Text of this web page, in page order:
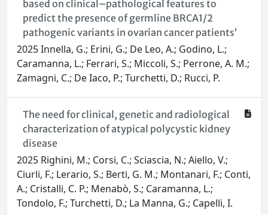
based on clinical–pathological features to
predict the presence of germline BRCA1/2
pathogenic variants in ovarian cancer patients’
2025 Innella, G.; Erini, G.; De Leo, A.; Godino, L.;
Caramanna, L.; Ferrari, S.; Miccoli, S.; Perrone, A. M.;
Zamagni, C.; De Iaco, P.; Turchetti, D.; Rucci, P.
The need for clinical, genetic and radiological
characterization of atypical polycystic kidney
disease
2025 Righini, M.; Corsi, C.; Sciascia, N.; Aiello, V.;
Ciurli, F.; Lerario, S.; Berti, G. M.; Montanari, F.; Conti,
A.; Cristalli, C. P.; Menabò, S.; Caramanna, L.;
Tondolo, F.; Turchetti, D.; La Manna, G.; Capelli, I.